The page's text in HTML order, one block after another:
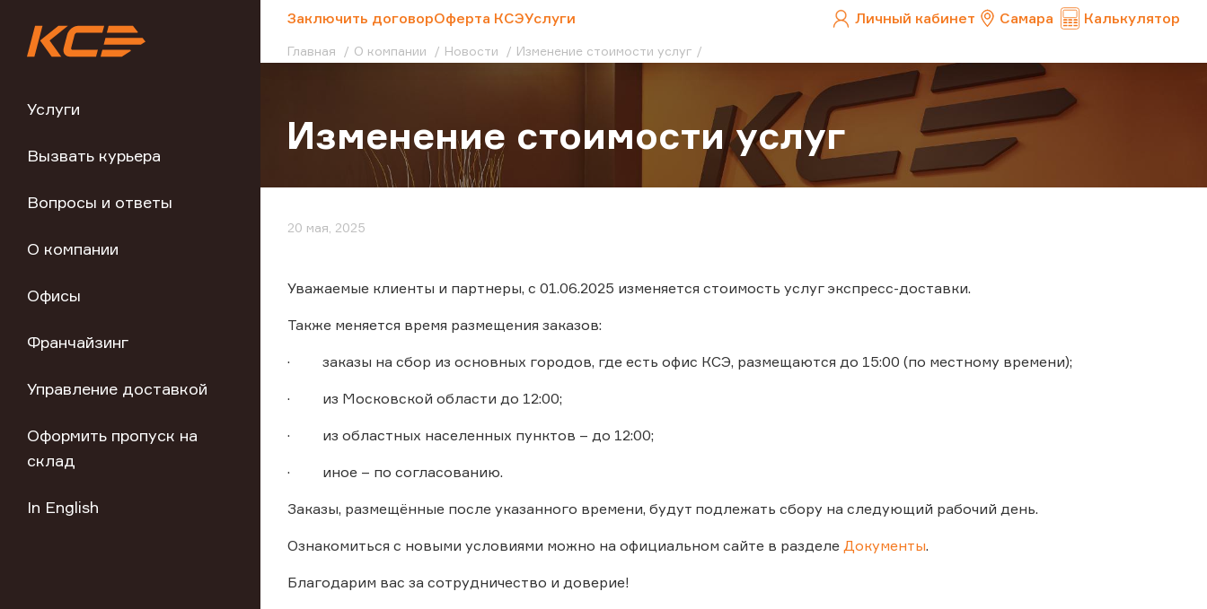
Услуги
Вызвать курьера
Вопросы и ответы
О компании
Офисы
Франчайзинг
Управление доставкой
Оформить пропуск на
склад
In English
Заключить договорОферта КСЭУслуги Личный кабинет Самара Калькулятор
Главная О компании Новости Изменение стоимости услуг
Изменение стоимости услуг
20 мая, 2025
Уважаемые клиенты и партнеры, с 01.06.2025 изменяется стоимость услуг экспресс-доставки.
Также меняется время размещения заказов:
· заказы на сбор из основных городов, где есть офис КСЭ, размещаются до 15:00 (по местному времени);
· из Московской области до 12:00;
· из областных населенных пунктов – до 12:00;
· иное – по согласованию.
Заказы, размещённые после указанного времени, будут подлежать сбору на следующий рабочий день.
Ознакомиться с новыми условиями можно на официальном сайте в разделе Документы.
Благодарим вас за сотрудничество и доверие!